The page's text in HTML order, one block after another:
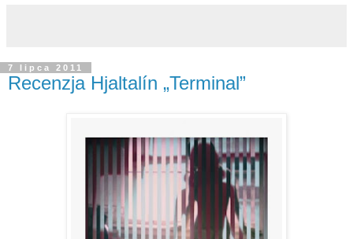
7 lipca 2011
Recenzja Hjaltalín „Terminal”